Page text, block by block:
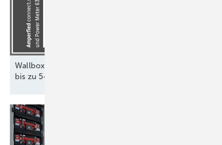
Wallbox-Inspektion: Effiziente Ladestation spart
bis zu 540 Euro in zehn